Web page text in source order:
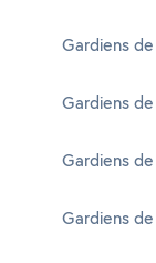
Gardiens
Gardiens
Gardiens
Gardiens